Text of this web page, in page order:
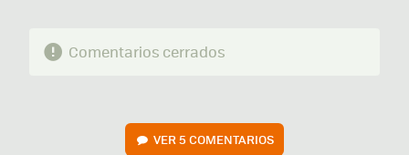
Comentarios cerrados
VER5 COMENTARIOS